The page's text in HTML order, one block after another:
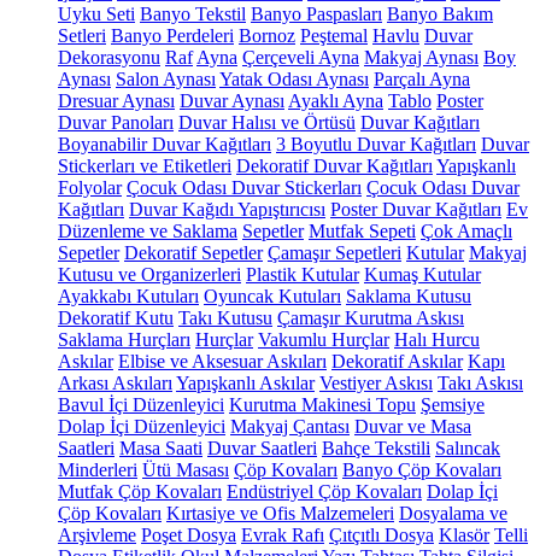
Uyku Seti Banyo Tekstil Banyo Paspasları Banyo Bakım
Setleri Banyo Perdeleri Bornoz Peştemal Havlu Duvar
Dekorasyonu Raf Ayna Çerçeveli Ayna Makyaj Aynası Boy
Aynası Salon Aynası Yatak Odası Aynası Parçalı Ayna
Dresuar Aynası Duvar Aynası Ayaklı Ayna Tablo Poster
Duvar Panoları Duvar Halısı ve Örtüsü Duvar Kağıtları
Boyanabilir Duvar Kağıtları 3 Boyutlu Duvar Kağıtları Duvar
Stickerları ve Etiketleri Dekoratif Duvar Kağıtları Yapışkanlı
Folyolar Çocuk Odası Duvar Stickerları Çocuk Odası Duvar
Kağıtları Duvar Kağıdı Yapıştırıcısı Poster Duvar Kağıtları Ev
Düzenleme ve Saklama Sepetler Mutfak Sepeti Çok Amaçlı
Sepetler Dekoratif Sepetler Çamaşır Sepetleri Kutular Makyaj
Kutusu ve Organizerleri Plastik Kutular Kumaş Kutular
Ayakkabı Kutuları Oyuncak Kutuları Saklama Kutusu
Dekoratif Kutu Takı Kutusu Çamaşır Kurutma Askısı
Saklama Hurçları Hurçlar Vakumlu Hurçlar Halı Hurcu
Askılar Elbise ve Aksesuar Askıları Dekoratif Askılar Kapı
Arkası Askıları Yapışkanlı Askılar Vestiyer Askısı Takı Askısı
Bavul İçi Düzenleyici Kurutma Makinesi Topu Şemsiye
Dolap İçi Düzenleyici Makyaj Çantası Duvar ve Masa
Saatleri Masa Saati Duvar Saatleri Bahçe Tekstili Salıncak
Minderleri Ütü Masası Çöp Kovaları Banyo Çöp Kovaları
Mutfak Çöp Kovaları Endüstriyel Çöp Kovaları Dolap İçi
Çöp Kovaları Kırtasiye ve Ofis Malzemeleri Dosyalama ve
Arşivleme Poşet Dosya Evrak Rafı Çıtçıtlı Dosya Klasör Telli